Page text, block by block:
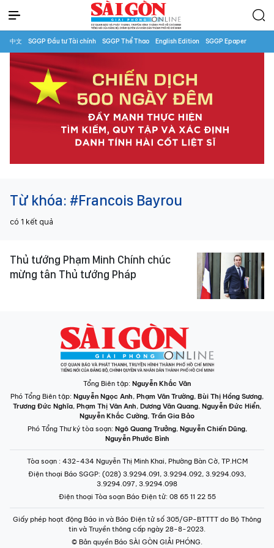
中文 SGGP Đầu tư Tài chính SGGP Thể Thao English Edition SGGP Epaper
Từ khóa: #Francois Bayrou
có 1 kết quả
Thủ tướng Phạm Minh Chính chúc
mừng tân Thủ tướng Pháp
Tổng Biên tập: Nguyễn Khắc Văn
Phó Tổng Biên tập: Nguyễn Ngọc Anh, Phạm Văn Trường, Bùi Thị Hồng Sương,
Trương Đức Nghĩa, Phạm Thị Vân Anh, Dương Văn Quang, Nguyễn Đức Hiển,
Nguyễn Khắc Cường, Trần Gia Bảo
Phó Tổng Thư ký tòa soạn: Ngô Quang Trưởng, Nguyễn Chiến Dũng,
Nguyễn Phước Bình
Tòa soạn : 432-434 Nguyễn Thị Minh Khai, Phường Bàn Cờ, TP.HCM
Điện thoại Báo SGGP: (028) 3.9294.091, 3.9294.092, 3.9294.093,
3.9294.097, 3.9294.098
Điện thoại Tòa soạn Báo Điện tử: 08 65 11 22 55
Giấy phép hoạt động Báo in và Báo Điện tử số 305/GP-BTTTT do Bộ Thông
tin và Truyền thông cấp ngày 28-8-2023.
© Bản quyền Báo SÀI GÒN GIẢI PHÓNG.